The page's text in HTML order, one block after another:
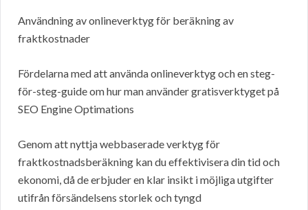
Användning av onlineverktyg för beräkning av
fraktkostnader
Fördelarna med att använda onlineverktyg och en steg-
för-steg-guide om hur man använder gratisverktyget på
SEO Engine Optimations
Genom att nyttja webbaserade verktyg för
fraktkostnadsberäkning kan du effektivisera din tid och
ekonomi, då de erbjuder en klar insikt i möjliga utgifter
utifrån försändelsens storlek och tyngd